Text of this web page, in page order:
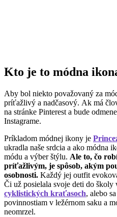
Kto je to módna
Aby bol niekto považovaný za
príťažlivý a nadčasový. Ak má
na stránke Pinterest a bude
Instagrame.
Príkladom módnej ikony je
ukradla naše srdcia a ako módna
módu a výber štýlu. Ale to, čo
príťažlivým, je spôsob, akým
osobnosti. Každý jej outfit
Či už posielala svoje deti do školy
cyklistických kraťasoch, alebo
povinnostiam v ležérnom saku a
neomrzel.